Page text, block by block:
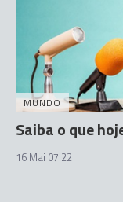
MUNDO
Saiba o que
16 Mai 07:22